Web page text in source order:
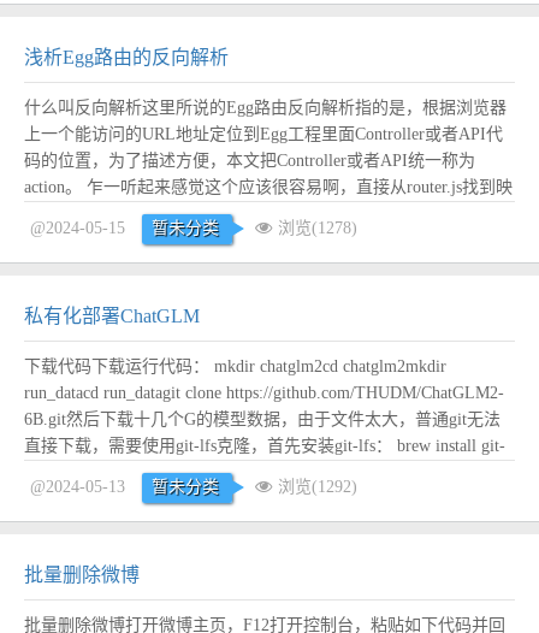
浅析Egg路由的反向解析
什么叫反向解析这里所说的Egg路由反向解析指的是，根据浏览器
上一个能访问的URL地址定位到Egg工程里面Controller或者API代
码的位置，为了描述方便，本文把Controller或者API统一称为
action。 乍一听起来感觉这个应该很容易啊，直接从router.js找到映
射关系不就好了么，例如下面这样的： 如果大家都严格按照一些
约定好的规范去写的话，这个确实很容易。比如说，如果按...
全文
@2024-05-15 暂未分类 浏览(1278)
私有化部署ChatGLM
下载代码下载运行代码： mkdir chatglm2cd chatglm2mkdir
run_datacd run_datagit clone https://github.com/THUDM/ChatGLM2-
6B.git然后下载十几个G的模型数据，由于文件太大，普通git无法
直接下载，需要使用git-lfs克隆，首先安装git-lfs： brew install git-
阅读全文
@2024-05-13
暂未分类 浏览(1292)
批量删除微博
批量删除微博打开微博主页，F12打开控制台，粘贴如下代码并回